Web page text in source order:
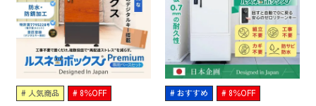
人気商品 8％OFF おすすめ 8％OFF